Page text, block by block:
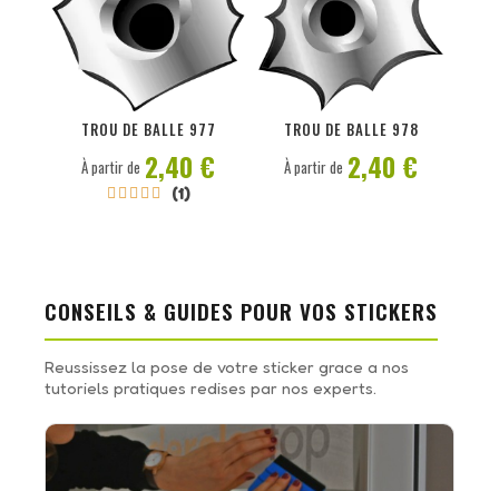
TROU DE BALLE 977
     (1)
PERSONNALISER
À partir de 2,40 €
TROU DE BALLE 978
PERSONNALISER
À partir de 2,40 €
CONSEILS & GUIDES POUR VOS STICKERS
Reussissez la pose de votre sticker grace a nos
tutoriels pratiques redises par nos experts.